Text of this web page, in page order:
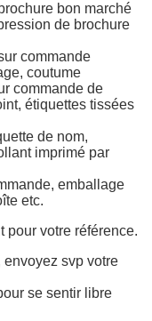
bon marché
de brochure
commande
coutume
commande de
étiquettes tissées
de nom,
imprimé par
emballage
etc.
pour votre référence.
svp votre
se sentir libre